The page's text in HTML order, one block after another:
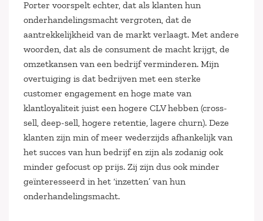
Porter voorspelt echter, dat als klanten hun
onderhandelingsmacht vergroten, dat de
aantrekkelijkheid van de markt verlaagt. Met andere
woorden, dat als de consument de macht krijgt, de
omzetkansen van een bedrijf verminderen. Mijn
overtuiging is dat bedrijven met een sterke
customer engagement en hoge mate van
klantloyaliteit juist een hogere CLV hebben (cross-
sell, deep-sell, hogere retentie, lagere churn). Deze
klanten zijn min of meer wederzijds afhankelijk van
het succes van hun bedrijf en zijn als zodanig ook
minder gefocust op prijs. Zij zijn dus ook minder
geïnteresseerd in het ‘inzetten’ van hun
onderhandelingsmacht.